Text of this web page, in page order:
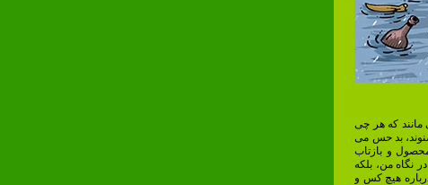
مانند که هر چی
شنوند، بد حس می
و بازتاب
نگاه من، بلکه
هیچ کس و